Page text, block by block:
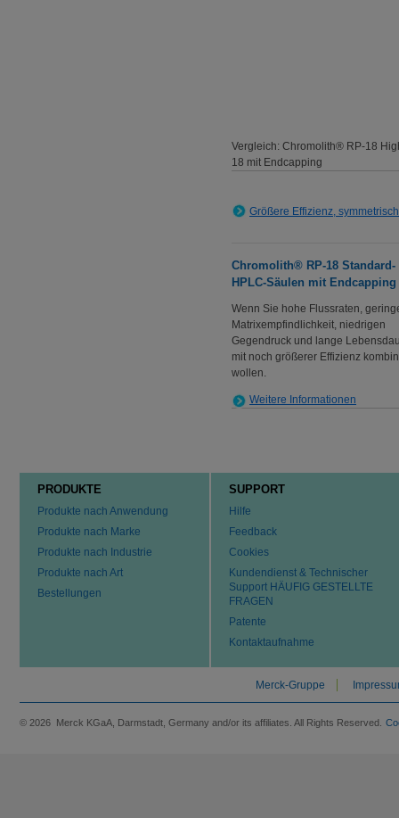
Vergleich: Chromolith® RP-18
18 mit Endcapping
Größere Effizienz,
Chromolith® RP-18 Standard-
HPLC-Säulen mit Endcapping
Wenn Sie hohe Flussraten,
Matrixempfindlichkeit, niedrigen
Gegendruck und lange
mit noch größerer Effizienz
wollen.
Weitere Informationen
PRODUKTE
Produkte nach Anwendung
Produkte nach Marke
Produkte nach Industrie
Produkte nach Art
Bestellungen
SUPPORT
Hilfe
Feedback
Cookies
Kundendienst & Technischer
Support HÄUFIG GESTELLTE
FRAGEN
Patente
Kontaktaufnahme
Merck-Gruppe
© 2026 Merck KGaA, Darmstadt, Germany and/or its affiliates. All Rights Reserved.